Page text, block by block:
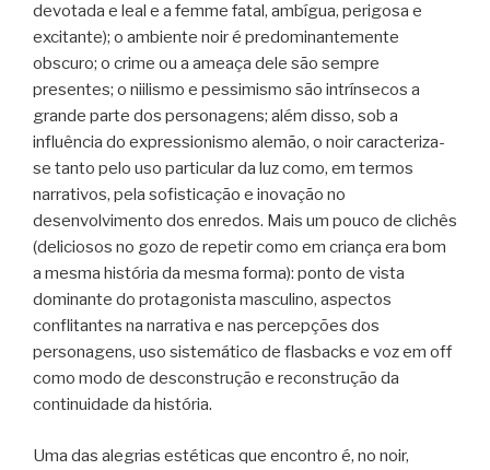
devotada e leal e a femme fatal, ambígua, perigosa e
excitante); o ambiente noir é predominantemente
obscuro; o crime ou a ameaça dele são sempre
presentes; o niilismo e pessimismo são intrínsecos a
grande parte dos personagens; além disso, sob a
influência do expressionismo alemão, o noir caracteriza-
se tanto pelo uso particular da luz como, em termos
narrativos, pela sofisticação e inovação no
desenvolvimento dos enredos. Mais um pouco de clichês
(deliciosos no gozo de repetir como em criança era bom
a mesma história da mesma forma): ponto de vista
dominante do protagonista masculino, aspectos
conflitantes na narrativa e nas percepções dos
personagens, uso sistemático de flasbacks e voz em off
como modo de desconstrução e reconstrução da
continuidade da história.
Uma das alegrias estéticas que encontro é, no noir,